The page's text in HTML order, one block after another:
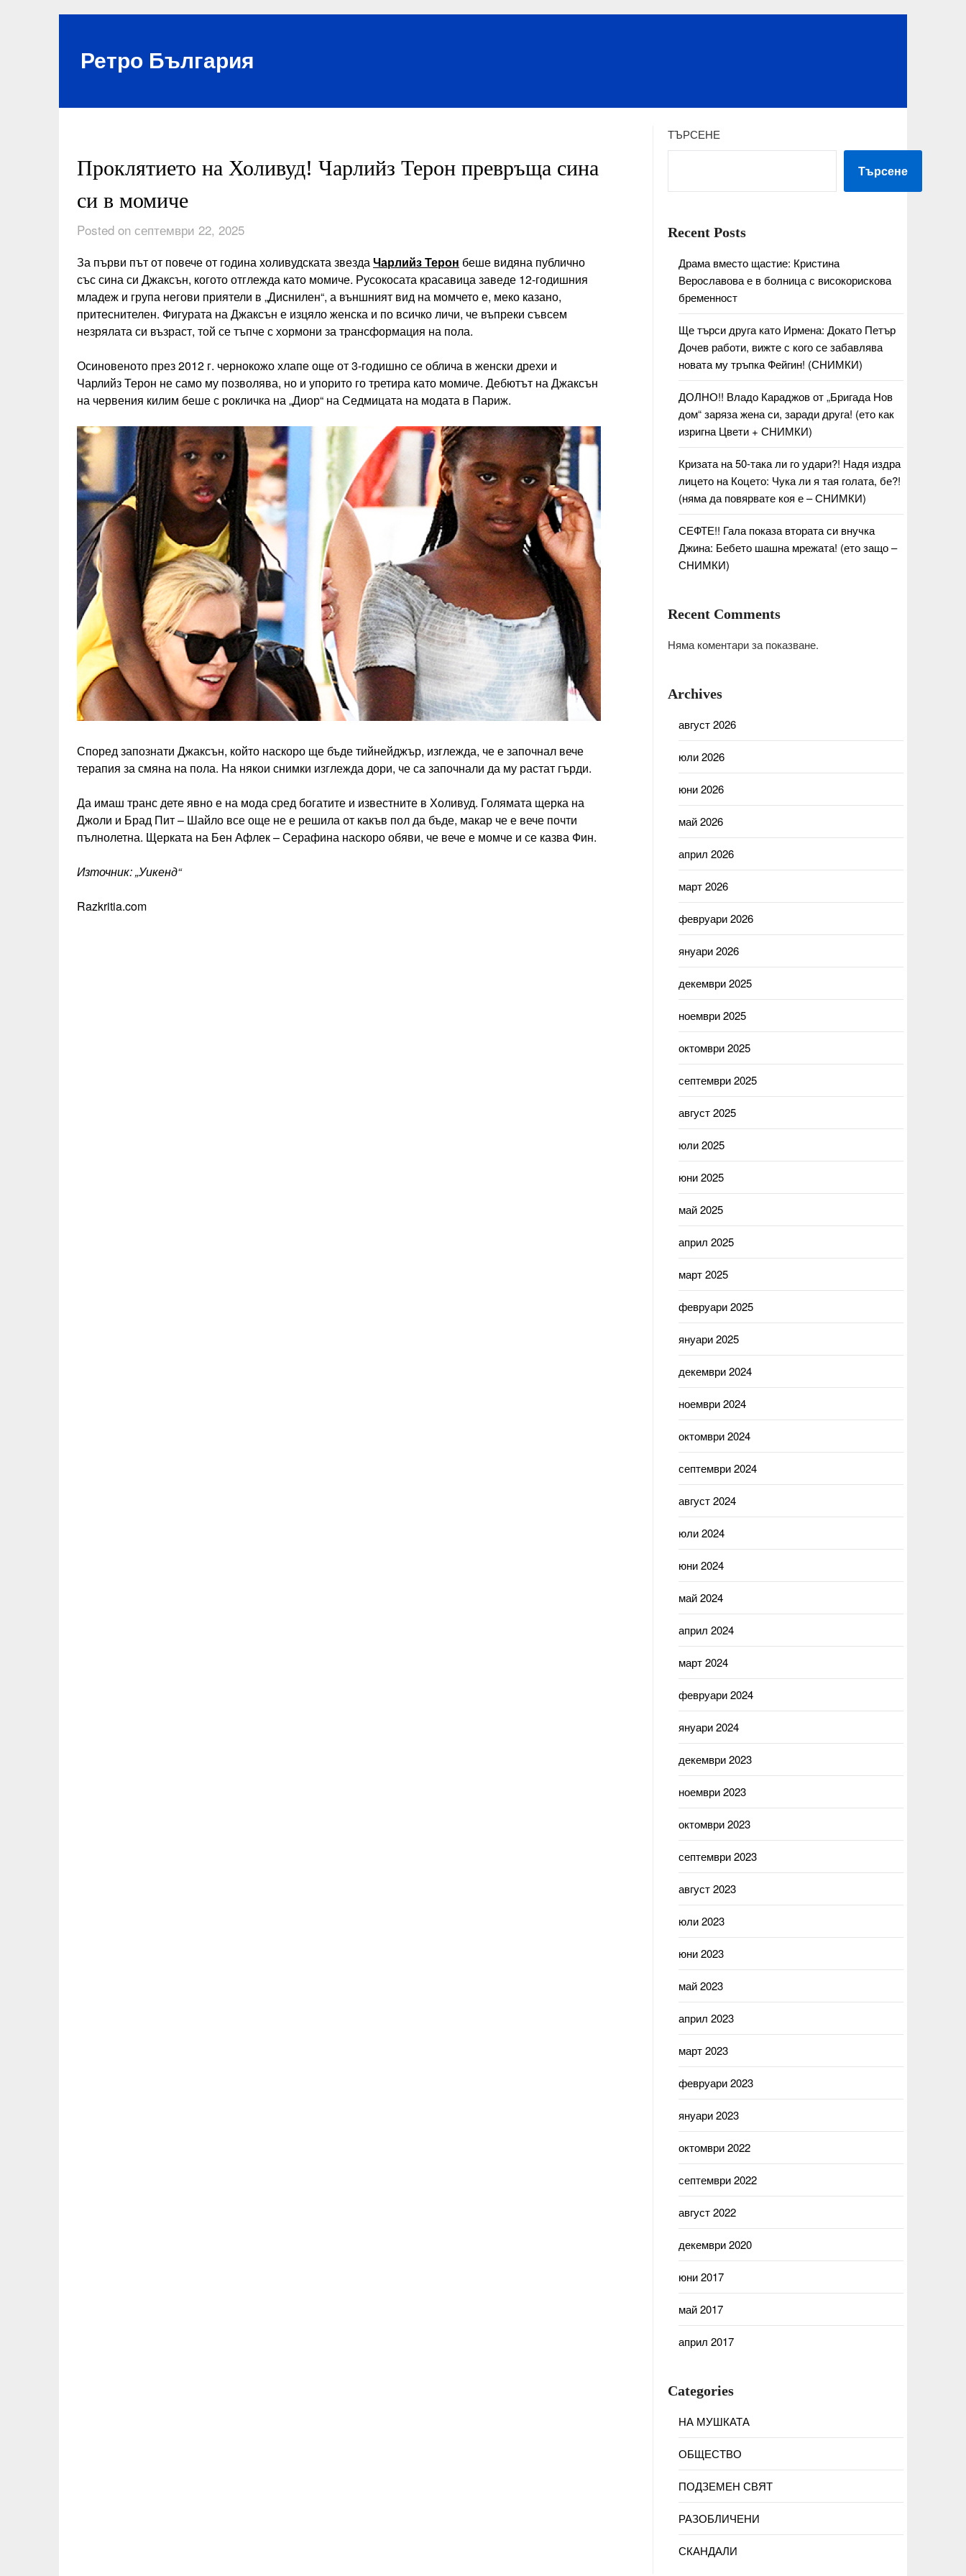
Ретро България
Проклятието на Холивуд! Чарлийз Терон превръща сина
си в момиче
Posted on септември 22, 2025
За първи път от повече от година холивудската звездаЧарлийз Терон беше видяна публично
със сина си Джаксън, когото отглежда като момиче. Русокосата красавица заведе 12-годишния
младеж и група негови приятели в „Диснилен“, а външният вид на момчето е, меко казано,
притеснителен. Фигурата на Джаксън е изцяло женска и по всичко личи, че въпреки съвсем
незрялата си възраст, той се тъпче с хормони за трансформация на пола.
Осиновеното през 2012 г. чернокожо хлапе още от 3-годишно се облича в женски дрехи и
Чарлийз Терон не само му позволява, но и упорито го третира като момиче. Дебютът на Джаксън
на червения килим беше с рокличка на „Диор“ на Седмицата на модата в Париж.
Според запознати Джаксън, който наскоро ще бъде тийнейджър, изглежда, че е започнал вече
терапия за смяна на пола. На някои снимки изглежда дори, че са започнали да му растат гърди.
Да имаш транс дете явно е на мода сред богатите и известните в Холивуд. Голямата щерка на
Джоли и Брад Пит – Шайло все още не е решила от какъв пол да бъде, макар че е вече почти
пълнолетна. Щерката на Бен Афлек – Серафина наскоро обяви, че вече е момче и се казва Фин.
Източник: „Уикенд“
Razkritia.com
ТЪРСЕНЕ
Търсене
Recent Posts
Драма вместо щастие: Кристина
Верославова е в болница с високорискова
бременност
Ще търси друга като Ирмена: Докато Петър
Дочев работи, вижте с кого се забавлява
новата му тръпка Фейгин! (СНИМКИ)
ДОЛНО!! Владо Караджов от „Бригада Нов
дом“ заряза жена си, заради друга! (ето как
изригна Цвети + СНИМКИ)
Кризата на 50-така ли го удари?! Надя издра
лицето на Коцето: Чука ли я тая голата, бе?!
(няма да повярвате коя е – СНИМКИ)
СЕФТЕ!! Гала показа втората си внучка
Джина: Бебето шашна мрежата! (ето защо –
СНИМКИ)
Recent Comments
Няма коментари за показване.
Archives
август 2026
юли 2026
юни 2026
май 2026
април 2026
март 2026
февруари 2026
януари 2026
декември 2025
ноември 2025
октомври 2025
септември 2025
август 2025
юли 2025
юни 2025
май 2025
април 2025
март 2025
февруари 2025
януари 2025
декември 2024
ноември 2024
октомври 2024
септември 2024
август 2024
юли 2024
юни 2024
май 2024
април 2024
март 2024
февруари 2024
януари 2024
декември 2023
ноември 2023
октомври 2023
септември 2023
август 2023
юли 2023
юни 2023
май 2023
април 2023
март 2023
февруари 2023
януари 2023
октомври 2022
септември 2022
август 2022
декември 2020
юни 2017
май 2017
април 2017
Categories
НА МУШКАТА
ОБЩЕСТВО
ПОДЗЕМЕН СВЯТ
РАЗОБЛИЧЕНИ
СКАНДАЛИ